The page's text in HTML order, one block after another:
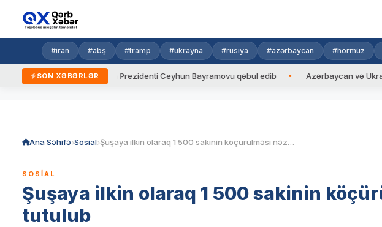
#iran #abş #tramp #ukrayna #rusiya #azərbaycan #hörmüz
SON XƏBƏRLƏR
Ukrayna Prezidenti Ceyhun Bayramovu qəbul edib Azərbaycan və Ukrayna XİN
Ana Səhifə Sosial Şuşaya ilkin olaraq 1 500 sakinin köçürülməsi nəzərdə tutulub
SOSIAL
Şuşaya ilkin olaraq 1 500 sakinin
tutulub